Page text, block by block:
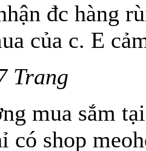
đc hàng
của c. E
Trang
mua sắm
có shop